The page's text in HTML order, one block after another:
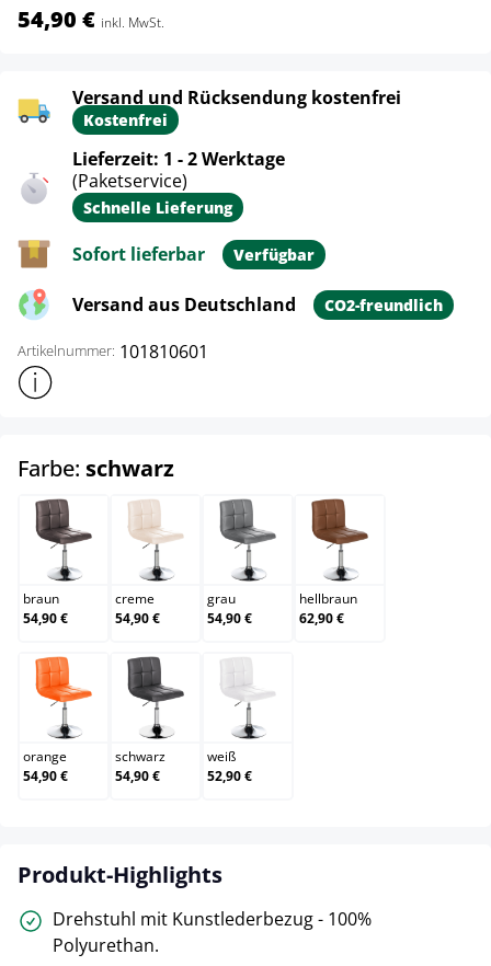
54,90 € inkl. MwSt.
Versand und Rücksendung kostenfrei
Kostenfrei
Lieferzeit: 1 - 2 Werktage
(Paketservice)
Schnelle Lieferung
Sofort lieferbar Verfügbar
Versand aus Deutschland CO2-freundlich
Artikelnummer: 101810601
Weitere Produktinformationen anzeigen
Farbe: schwarzauswählen
braun
braun
54,90 €
creme
creme
54,90 €
grau
grau
54,90 €
hellbraun
hellbraun
62,90 €
orange
orange
54,90 €
schwarz
schwarz
54,90 €
weiß
weiß
52,90 €
Produkt-Highlights
Drehstuhl mit Kunstlederbezug - 100%
Polyurethan.